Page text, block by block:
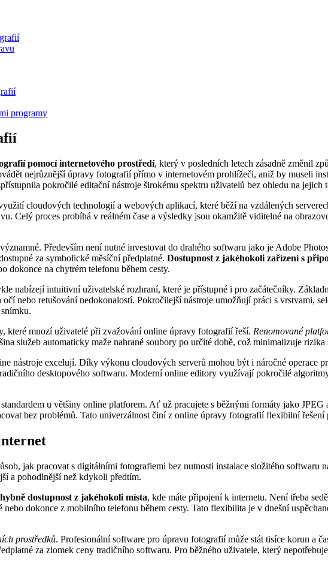
programy
pomocí internetového prostředí, který v posledních letech zásadně změnil
nejrůznější úpravy fotografií přímo v internetovém prohlížeči, aniž by museli
pokročilé editační nástroje širokému spektru uživatelů bez ohledu na jejich
cloudových technologií a webových aplikací, které běží na vzdálených
Celý proces probíhá v reálném čase a výsledky jsou okamžitě viditelné na
Především není nutné investovat do drahého softwaru jako je Adobe
za symbolické měsíční předplatné. Dostupnost z jakéhokoli zařízení s
dokonce na chytrém telefonu během cesty.
nabízejí intuitivní uživatelské rozhraní, které je přístupné i pro začátečníky.
nebo retušování nedokonalostí. Pokročilejší nástroje umožňují práci s vrstvami,
které mnozí uživatelé při zvažování online úpravy fotografií řeší. Renomované
služeb automaticky maže nahrané soubory po určité době, což minimalizuje
nástroje excelují. Díky výkonu cloudových serverů mohou být i náročné operace
desktopového softwaru. Moderní online editory využívají pokročilé
u většiny online platforem. Ať už pracujete s běžnými formáty jako
bez problémů. Tato univerzálnost činí z online úpravy fotografií flexibilní řešení
jak pracovat s digitálními fotografiemi bez nutnosti instalace složitého softwaru
a pohodlnější než kdykoli předtím.
dostupnost z jakéhokoli místa, kde máte připojení k internetu. Není třeba
dokonce z mobilního telefonu během cesty. Tato flexibilita je v dnešní
prostředků. Profesionální software pro úpravu fotografií může stát tisíce korun a
za zlomek ceny tradičního softwaru. Pro běžného uživatele, který